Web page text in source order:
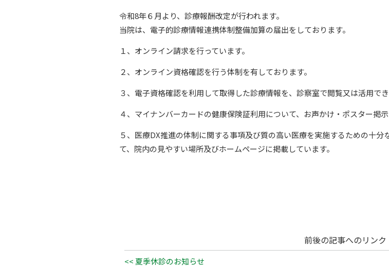
令和8年６月より、診療報酬改定が行われます。
当院は、電子的診療情報連携体制整備加算の届出をしております。
１、オンライン請求を行っています。
２、オンライン資格確認を行う体制を有しております。
３、電子資格確認を利用して取得した診療情報を、診察室で閲覧又は活用で
４、マイナンバーカードの健康保険証利用について、お声かけ・ポスター掲示
５、医療DX推進の体制に関する事項及び質の高い医療を実施するための十
て、院内の見やすい場所及びホームページに掲載しています。
前後の記事へのリンク
<< 夏季休診のお知らせ